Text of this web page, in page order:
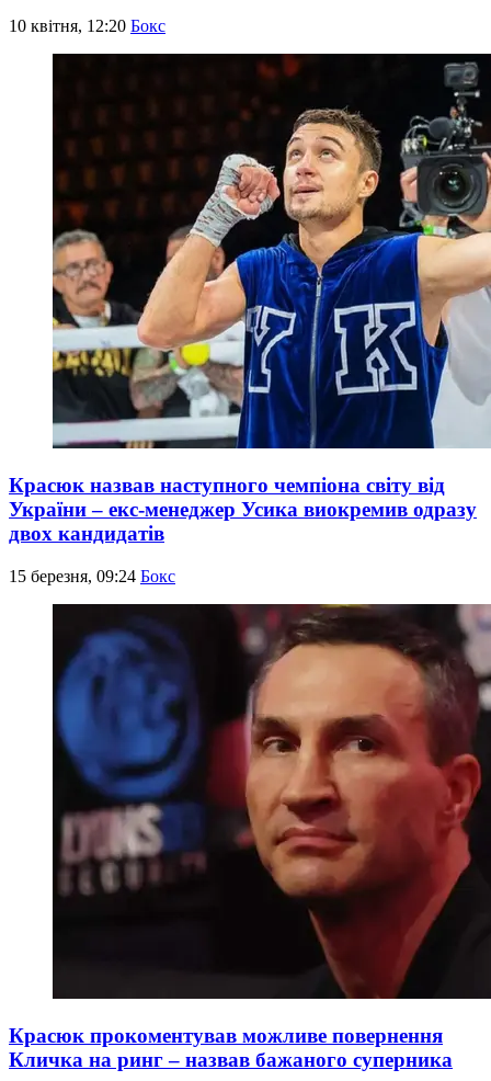
10 квітня, 12:20 Бокс
Красюк назвав наступного чемпіона світу від
України – екс-менеджер Усика виокремив одразу
двох кандидатів
15 березня, 09:24 Бокс
Красюк прокоментував можливе повернення
Кличка на ринг – назвав бажаного суперника